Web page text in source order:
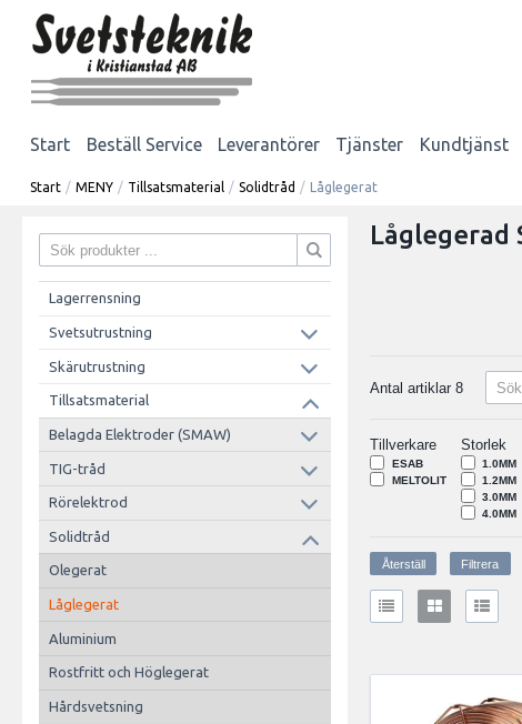
Start Beställ Service Leverantörer Tjänster Kundtjänst
Start / MENY / Tillsatsmaterial / Solidtråd / Låglegerat
Lagerrensning
Svetsutrustning
Skärutrustning
Tillsatsmaterial
Belagda Elektroder (SMAW)
TIG-tråd
Rörelektrod
Solidtråd
Olegerat
Låglegerat
Aluminium
Rostfritt och Höglegerat
Hårdsvetsning
Låglegerad
Antal artiklar8
Tillverkare
ESAB
MELTOLIT
Storlek
1.0MM
1.2MM
3.0MM
4.0MM